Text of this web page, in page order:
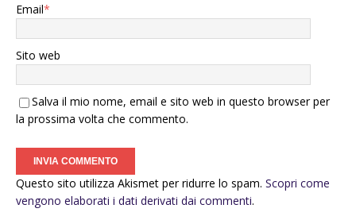
Email*
Sito web
Salva il mio nome, email e sito web in questo browser per
la prossima volta che commento.
Questo sito utilizza Akismet per ridurre lo spam. Scopri come
vengono elaborati i dati derivati dai commenti.